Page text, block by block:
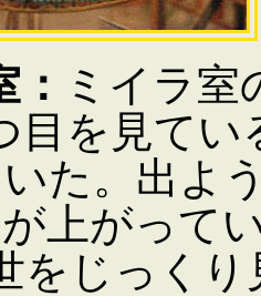
ミイラ室
目を見て
た。出よ
上がって
をじっく